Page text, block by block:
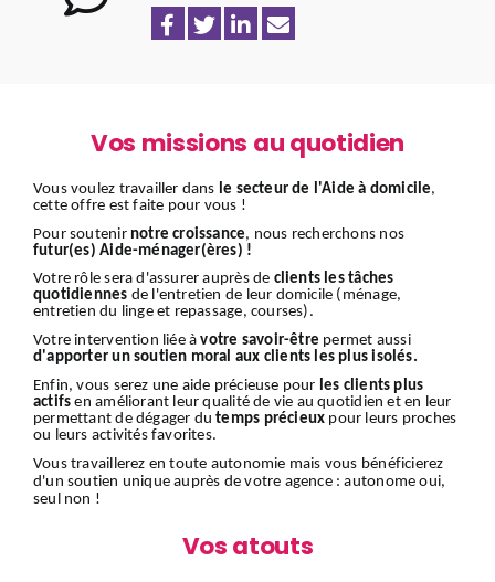
Vos missions au quotidien
Vous voulez travailler dans le secteur de l'Aide à domicile,
cette offre est faite pour vous !
Pour soutenir notre croissance, nous recherchons nos
futur(es) Aide-ménager(ères) !
Votre rôle sera d'assurer auprès de clients les tâches
quotidiennes de l'entretien de leur domicile (ménage,
entretien du linge et repassage, courses).
Votre intervention liée àvotre savoir-être permet aussi
d'apporter un soutien moral aux clients les plus isolés.
Enfin, vous serez une aide précieuse pour les clients plus
actifs en améliorant leur qualité de vie au quotidien et en leur
permettant de dégager dutemps précieux pour leurs proches
ou leurs activités favorites.
Vous travaillerez en toute autonomie mais vous bénéficierez
d'un soutien unique auprès de votre agence : autonome oui,
seul non !
Vos atouts